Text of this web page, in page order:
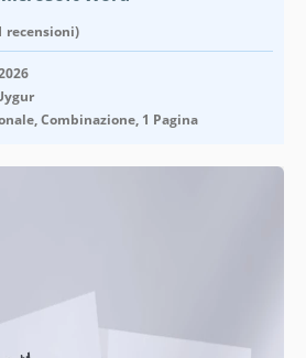
recensioni)
Combinazione, 1 Pagina